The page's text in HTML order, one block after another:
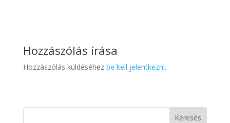
Hozzászólás írása
Hozzászólás küldéséhez be kell jelentkezni.
Keresés